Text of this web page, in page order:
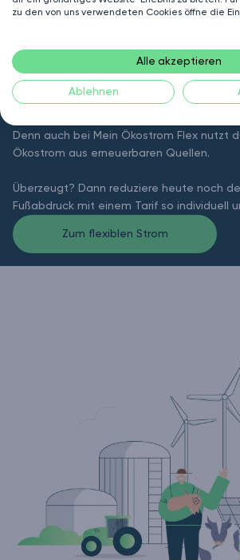
Voll Flexibel - Voll Öko!
Mit unseren Flex Produkten kannst du
Denn auch bei Mein Ökostrom Flex nutzt
Ökostrom aus erneuerbaren Quellen.
Überzeugt? Dann reduziere heute noch
Fußabdruck mit einem Tarif so individuell
Zum flexiblen Strom
zu den von uns verwendeten Cookies öffne die
Alle akzeptieren
Ablehnen